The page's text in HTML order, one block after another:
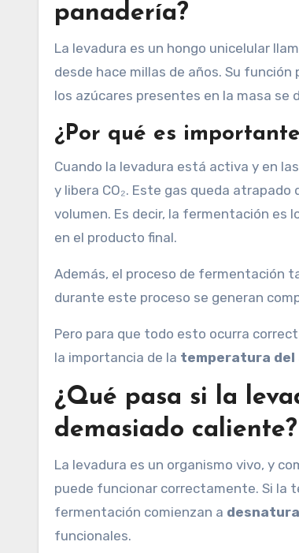
panadería?
La levadura es un hongo unicelular
desde hace millas de años. Su función
los azúcares presentes en la masa se
¿Por qué es
Cuando la levadura está activa y en
y libera CO₂. Este gas queda
volumen. Es decir, la fermentación es
en el producto final.
Además, el proceso de fermentación
durante este proceso se generan
Pero para que todo esto ocurra
la importancia de la temperatura del
¿Qué pasa si la
demasiado caliente?
La levadura es un organismo vivo, y
puede funcionar correctamente. Si la
fermentación comienzan a
funcionales.